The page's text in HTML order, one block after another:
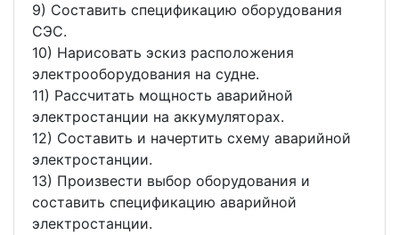
9) Составить спецификацию оборудования
СЭС.
10) Нарисовать эскиз расположения
электрооборудования на судне.
11) Рассчитать мощность аварийной
электростанции на аккумуляторах.
12) Составить и начертить схему аварийной
электростанции.
13) Произвести выбор оборудования и
составить спецификацию аварийной
электростанции.